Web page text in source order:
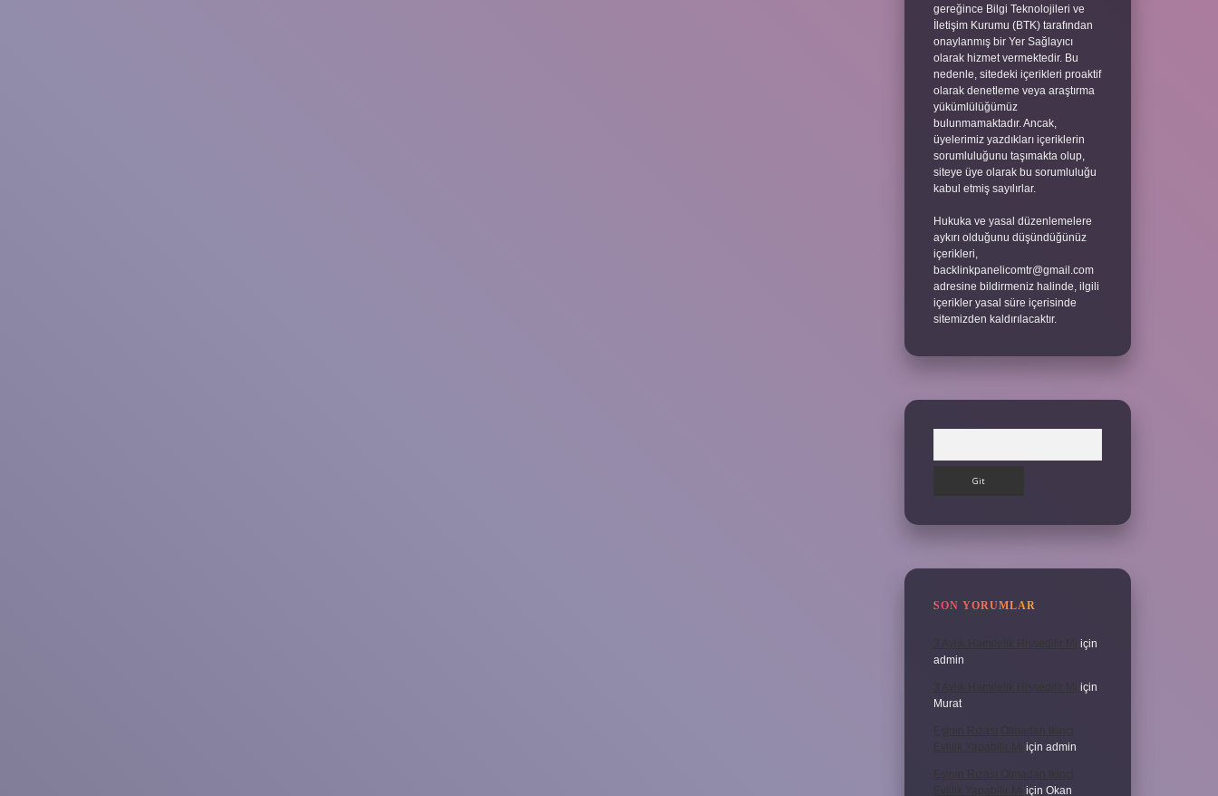
gereğince Bilgi Teknolojileri ve
İletişim Kurumu (BTK) tarafından
onaylanmış bir Yer Sağlayıcı
olarak hizmet vermektedir. Bu
nedenle, sitedeki içerikleri proaktif
olarak denetleme veya araştırma
yükümlülüğümüz
bulunmamaktadır. Ancak,
üyelerimiz yazdıkları içeriklerin
sorumluluğunu taşımakta olup,
siteye üye olarak bu sorumluluğu
kabul etmiş sayılırlar.
Hukuka ve yasal düzenlemelere
aykırı olduğunu düşündüğünüz
içerikleri,
backlinkpanelicomtr@gmail.com
adresine bildirmeniz halinde, ilgili
içerikler yasal süre içerisinde
sitemizden kaldırılacaktır.
SON YORUMLAR
3 Aylık Hamilelik Hissedilir Mi
için
admin
3 Aylık Hamilelik Hissedilir Mi için
Murat
Eşinin Rızası Olmadan Ikinci
Evlilik Yapabilir Mi için admin
Eşinin Rızası Olmadan Ikinci
Evlilik Yapabilir Mi için Okan